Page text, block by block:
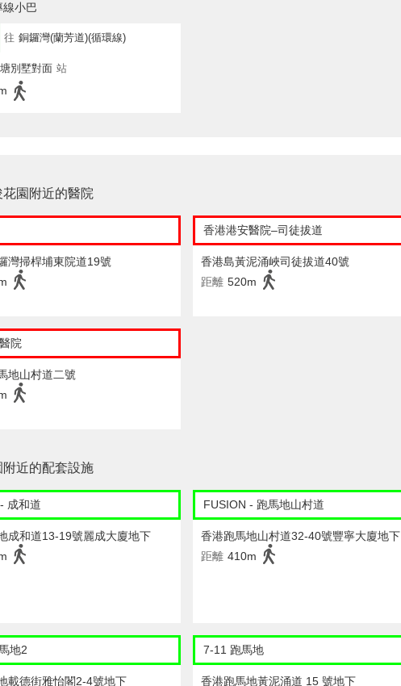
線小巴
往 銅鑼灣(蘭芳道)(循環線)
別墅對面 站
花園附近的醫院
灣掃桿埔東院道19號
香港港安醫院–司徒拔道
香港島黃泥涌峽司徒拔道40號
距離 520m
院
地山村道二號
附近的配套設施
成和道
成和道13-19號麗成大廈地下
FUSION - 跑馬地山村道
香港跑馬地山村道32-40號豐寧大廈地下
距離 410m
地2
載德街雅怡閣2-4號地下
7-11 跑馬地
香港跑馬地黃泥涌道 15 號地下